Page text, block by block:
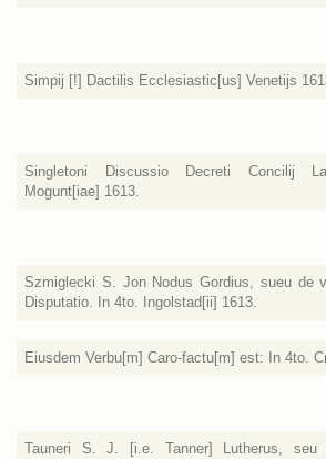
Simpij [!] Dactilis Ecclesiastic[us] Venetijs
Singletoni Discussio Decreti Concilij
Mogunt[iae] 1613.
Szmiglecki S. Jon Nodus Gordius, sueu de
Disputatio. In 4to. Ingolstad[ii] 1613.
Eiusdem Verbu[m] Caro-factu[m] est: In 4to.
Tauneri S. J. [i.e. Tanner] Lutherus, seu